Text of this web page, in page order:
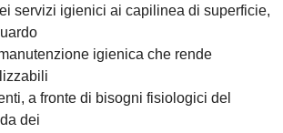
servizi igienici ai capilinea di superficie,
igienica che rende
a fronte di bisogni fisiologici del
dei